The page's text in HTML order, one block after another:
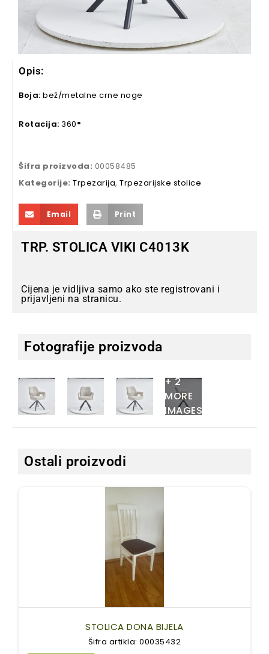
Opis:
Boja: bež/metalne crne noge
Rotacija: 360°
Šifra proizvoda: 00058485
Kategorije: Trpezarija, Trpezarijske stolice
Email Print
TRP. STOLICA VIKI C4013K
Cijena je vidljiva samo ako ste registrovani i
prijavljeni na stranicu.
Fotografije proizvoda
+ 2
MORE
IMAGES
Ostali proizvodi
STOLICA DONA BIJELA
Šifra artikla: 00035432